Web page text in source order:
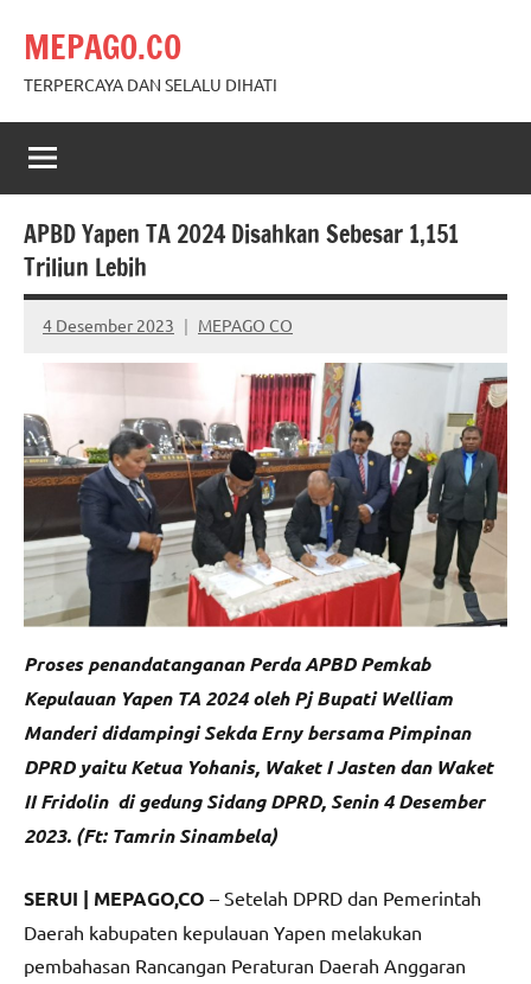
content
MEPAGO.CO
TERPERCAYA DAN SELALU DIHATI
APBD Yapen TA 2024 Disahkan Sebesar 1,151
Triliun Lebih
4 Desember 2023 MEPAGO CO
No
comments
Proses penandatanganan Perda APBD Pemkab
Kepulauan Yapen TA 2024 oleh Pj Bupati Welliam
Manderi didampingi Sekda Erny bersama Pimpinan
DPRD yaitu Ketua Yohanis, Waket I Jasten dan Waket
II Fridolin di gedung Sidang DPRD, Senin 4 Desember
2023. (Ft: Tamrin Sinambela)
SERUI | MEPAGO,CO – Setelah DPRD dan Pemerintah
Daerah kabupaten kepulauan Yapen melakukan
pembahasan Rancangan Peraturan Daerah Anggaran